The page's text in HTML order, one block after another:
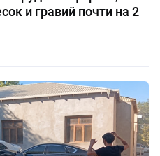
и гравий почти на 2